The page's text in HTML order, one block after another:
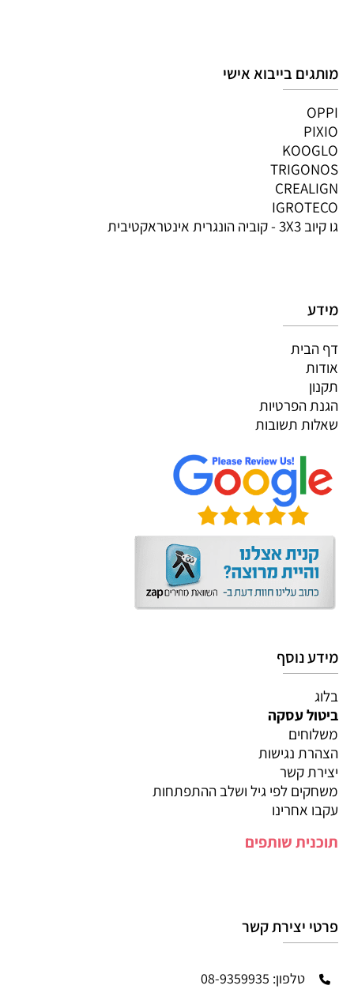
מותגים בייבוא אישי
OPPI
PIXIO
KOOGLO
TRIGONOS
CREALIGN
IGROTECO
גו קיוב 3X3 - קוביה הונגרית אינטראקטיבית
מידע
דף הבית
אודות
תקנון
הגנת הפרטיות
שאלות תשובות
מידע נוסף
בלוג
ביטול עסקה
משלוחים
הצהרת נגישות
יצירת קשר
משחקים לפי גיל ושלב ההתפתחות
עקבו אחרינו
תוכנית שותפים
פרטי יצירת קשר
טלפון: 08-9359935